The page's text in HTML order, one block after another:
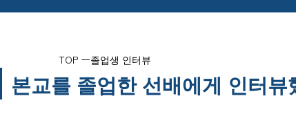
TOP 졸업생 인터뷰
본교를 졸업한 선배에게 인터뷰